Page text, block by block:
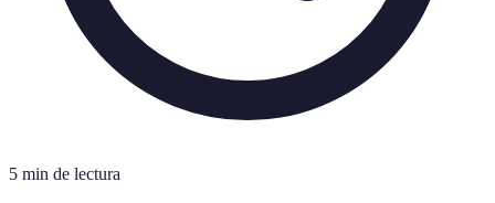
5 min de lectura